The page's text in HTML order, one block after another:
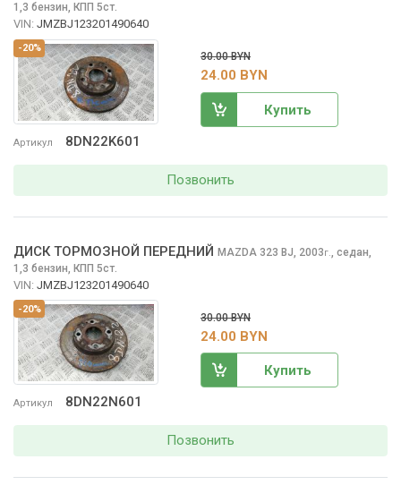
-20%
Артикул 8DN22K601
1,3 бензин, КПП 5ст.
VIN: JMZBJ123201490640
30.00 BYN
24.00 BYN
Купить
Позвонить
-20%
Артикул 8DN22N601
ДИСК ТОРМОЗНОЙ ПЕРЕДНИЙ MAZDA 323 BJ, 2003г.
седан,
1,3 бензин, КПП 5ст.
VIN: JMZBJ123201490640
30.00 BYN
24.00 BYN
Купить
Позвонить